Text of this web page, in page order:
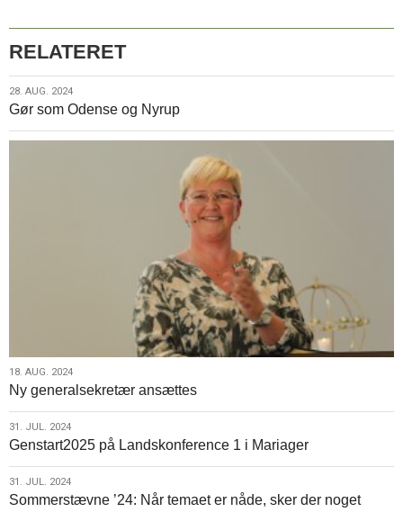
Forrige
indlæg:
Mindeord
RELATERET
28.
aug.
2024
28. AUG. 2024
Gør som Odense og Nyrup
18.
aug.
2024
18. AUG. 2024
Ny generalsekretær ansættes
31.
jul.
2024
31. JUL. 2024
Genstart2025 på Landskonference 1 i Mariager
31.
jul.
31. JUL. 2024
Sommerstævne ’24: Når temaet er nåde, sker der noget